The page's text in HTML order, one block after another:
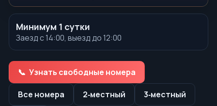
Минимум 1 сутки
—
Заезд с 14:00, выезд до 12:00
Узнать свободные номера
Все номера 2‑местный 3‑местный